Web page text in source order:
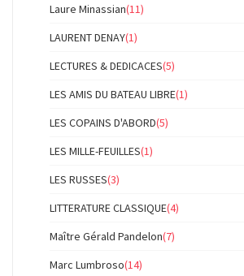
Laure Minassian(11)
LAURENT DENAY(1)
LECTURES & DEDICACES(5)
LES AMIS DU BATEAU LIBRE(1)
LES COPAINS D'ABORD(5)
LES MILLE-FEUILLES(1)
LES RUSSES(3)
LITTERATURE CLASSIQUE(4)
Maître Gérald Pandelon(7)
Marc Lumbroso(14)